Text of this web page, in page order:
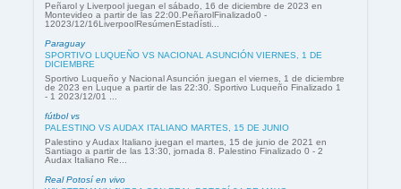
Peñarol y Liverpool juegan el sábado, 16 de diciembre de 2023 en
Montevideo a partir de las 22:00.PeñarolFinalizado0 -
12023/12/16LiverpoolResúmenEstadísti...
Paraguay
SPORTIVO LUQUEÑO VS NACIONAL ASUNCIÓN VIERNES, 1 DE
DICIEMBRE
Sportivo Luqueño y Nacional Asunción juegan el viernes, 1 de diciembre
de 2023 en Luque a partir de las 22:30. Sportivo Luqueño Finalizado 1
- 1 2023/12/01 ...
fútbol vs
PALESTINO VS AUDAX ITALIANO MARTES, 15 DE JUNIO
Palestino y Audax Italiano juegan el martes, 15 de junio de 2021 en
Santiago a partir de las 13:30, jornada 8. Palestino Finalizado 0 - 2
Audax Italiano Re...
Real Potosí en vivo